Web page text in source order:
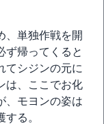
、単独作戦を開
ず帰ってくると
てシジンの元に
は、ここでお化
、モヨンの姿は
る。